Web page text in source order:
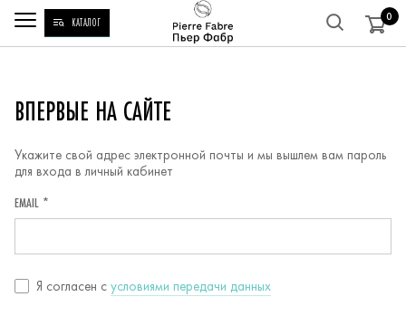
КАТАЛОГ 0
РЕГИСТРАЦИЯ
ВПЕРВЫЕ НА САЙТЕ
Укажите свой адрес электронной почты и мы вышлем вам пароль
для входа в личный кабинет
EMAIL *
Согласие
Я согласен c условиями передачи данных